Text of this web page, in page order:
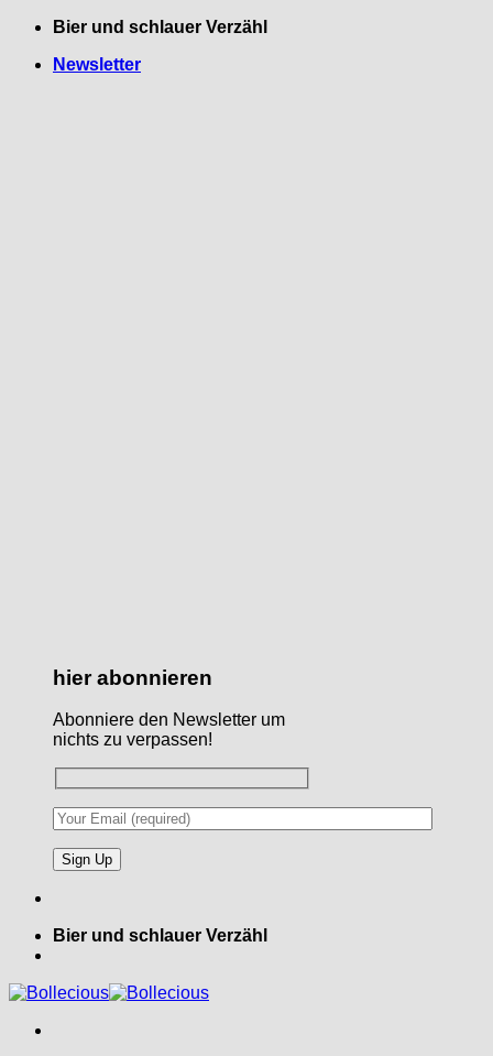
Zum
springen
Bier und schlauer Verzähl
Newsletter
hier abonnieren
Abonniere den Newsletter um
nichts zu verpassen!
Bier und schlauer Verzähl